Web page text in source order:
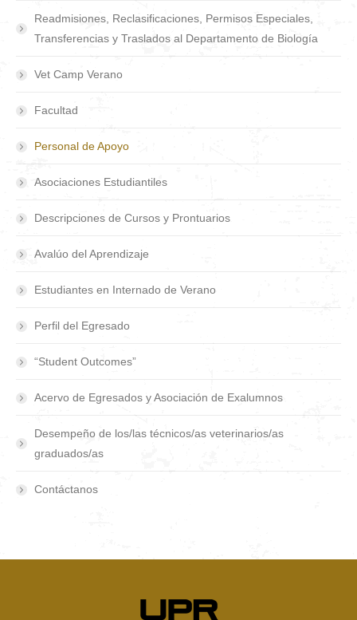
Readmisiones, Reclasificaciones, Permisos Especiales,
Transferencias y Traslados al Departamento de Biología
Vet Camp Verano
Facultad
Personal de Apoyo
Asociaciones Estudiantiles
Descripciones de Cursos y Prontuarios
Avalúo del Aprendizaje
Estudiantes en Internado de Verano
Perfil del Egresado
“Student Outcomes”
Acervo de Egresados y Asociación de Exalumnos
Desempeño de los/las técnicos/as veterinarios/as
graduados/as
Contáctanos